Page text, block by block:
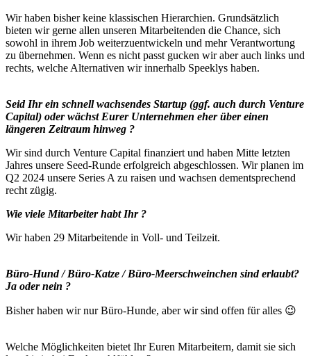
Wir haben bisher keine klassischen Hierarchien. Grundsätzlich
bieten wir gerne allen unseren Mitarbeitenden die Chance, sich
sowohl in ihrem Job weiterzuentwickeln und mehr Verantwortung
zu übernehmen. Wenn es nicht passt gucken wir aber auch links und
rechts, welche Alternativen wir innerhalb Speeklys haben.
Seid Ihr ein schnell wachsendes Startup (ggf. auch durch Venture
Capital) oder wächst Eurer Unternehmen eher über einen
längeren Zeitraum hinweg ?
Wir sind durch Venture Capital finanziert und haben Mitte letzten
Jahres unsere Seed-Runde erfolgreich abgeschlossen. Wir planen im
Q2 2024 unsere Series A zu raisen und wachsen dementsprechend
recht zügig.
Wie viele Mitarbeiter habt Ihr ?
Wir haben 29 Mitarbeitende in Voll- und Teilzeit.
Büro-Hund / Büro-Katze / Büro-Meerschweinchen sind erlaubt?
Ja oder nein ?
Bisher haben wir nur Büro-Hunde, aber wir sind offen für alles 😉
Welche Möglichkeiten bietet Ihr Euren Mitarbeitern, damit sie sich